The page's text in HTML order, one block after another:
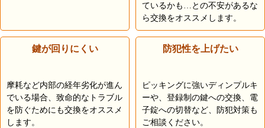
ているかも…との不安があるな
ら交換をオススメします。
鍵が回りにくい
摩耗など内部の経年劣化が進ん
でいる場合、致命的なトラブル
を防ぐためにも交換をオススメ
します。
防犯性を上げたい
ピッキングに強いディンプルキ
ーや、登録制の鍵への交換、電
子錠への切替など、防犯対策も
ご相談ください。